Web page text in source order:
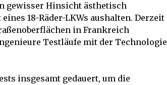
gewisser Hinsicht ästhetisch
18-Räder-LKWs aushalten. Derzeit
in Frankreich
Testläufe mit der Technologie
insgesamt gedauert, um die